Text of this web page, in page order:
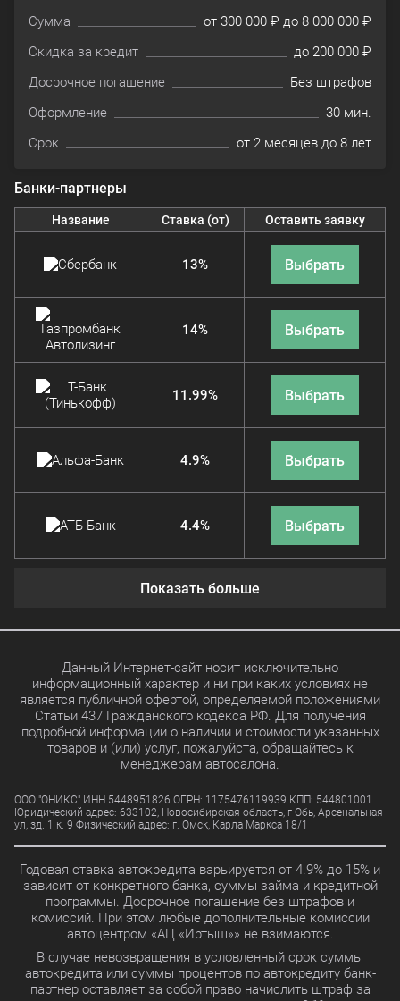
Сумма
от 300 000 ₽ до 8 000 000 ₽
Скидка за кредит
до 200 000 ₽
Досрочное погашение
Без штрафов
Оформление
30 мин.
Срок
от 2 месяцев до 8 лет
Банки-партнеры
Название Ставка (от) Оставить заявку
13% Выбрать
14% Выбрать
11.99% Выбрать
4.9% Выбрать
4.4% Выбрать
11.9%
15.8% Выбрать
10.99% Выбрать
7.9% Выбрать
21.5% Выбрать
Показать больше
Данный Интернет-сайт носит исключительно
информационный характер и ни при каких условиях не
является публичной офертой, определяемой положениями
Статьи 437 Гражданского кодекса РФ. Для получения
подробной информации о наличии и стоимости указанных
товаров и (или) услуг, пожалуйста, обращайтесь к
менеджерам автосалона.
ООО "ОНИКС" ИНН 5448951826 ОГРН: 1175476119939 КПП: 544801001
Юридический адрес: 633102, Новосибирская область, г Обь, Арсенальная
ул, зд. 1 к. 9 Физический адрес: г. Омск, Карла Маркса 18/1
Годовая ставка автокредита варьируется от 4.9% до 15% и
зависит от конкретного банка, суммы займа и кредитной
программы. Досрочное погашение без штрафов и
комиссий. При этом любые дополнительные комиссии
автоцентром «АЦ «Иртыш»» не взимаются.
В случае невозвращения в условленный срок суммы
автокредита или суммы процентов по автокредиту банк-
партнер оставляет за собой право начислить штраф за